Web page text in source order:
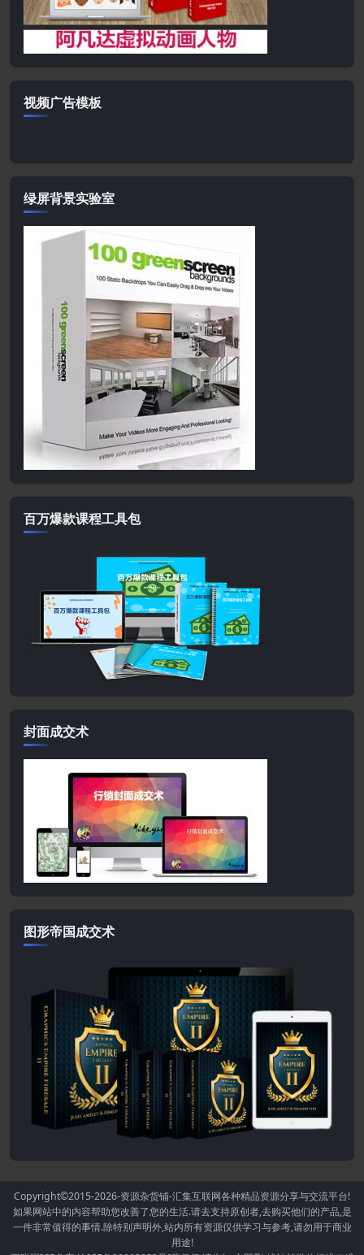
视频广告模板
绿屏背景实验室
百万爆款课程工具包
封面成交术
图形帝国成交术
Copyright©2015-2026-资源杂货铺-汇集互联网各种精品资源分享与交流平台!
如果网站中的内容帮助您改善了您的生活.请去支持原创者,去购买他们的产品,是
一件非常值得的事情.除特别声明外,站内所有资源仅供学习与参考,请勿用于商业
用途!